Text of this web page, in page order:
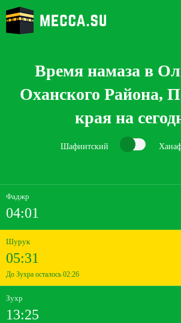
Время намаза в
Оханского Района,
края на
Шафиитский
Фаджр
04:01
Шурук
05:31
До Зухра осталось 02:26
Зухр
13:25